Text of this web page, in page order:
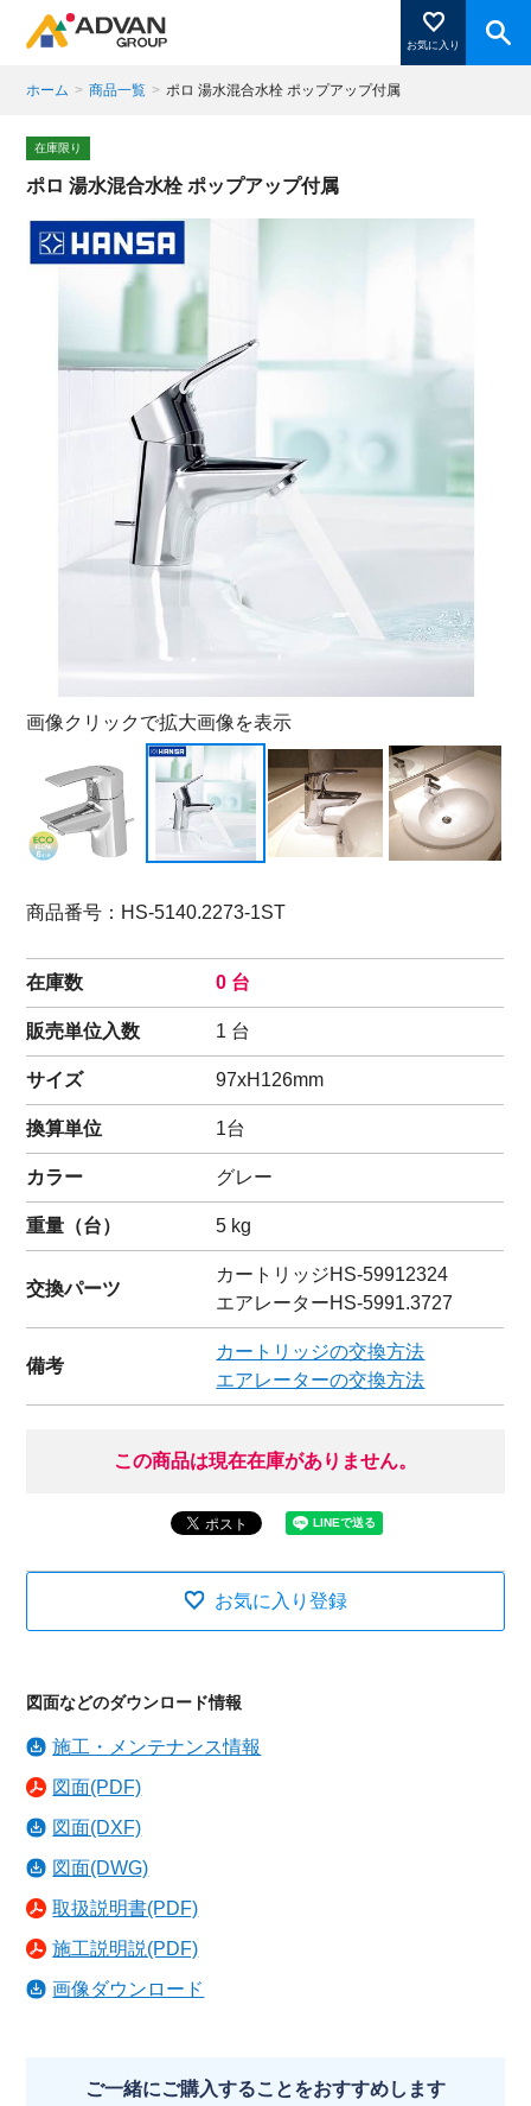
お気に入り
商品ページにある「お気に入り登録」を押すと登録した
商品がここに表示されます。
ホーム > 商品一覧 > ポロ 湯水混合水栓 ポップアップ付属
在庫限り
ポロ 湯水混合水栓 ポップアップ付属
画像クリックで拡大画像を表示
商品番号：HS-5140.2273-1ST
在庫数 0 台
販売単位入数 1 台
サイズ 97xH126mm
換算単位 1台
カラー グレー
重量（台） 5 kg
交換パーツ
カートリッジHS-59912324
エアレーターHS-5991.3727
備考
カートリッジの交換方法
エアレーターの交換方法
この商品は現在在庫がありません。
お気に入り登録
図面などのダウンロード情報
施工・メンテナンス情報
図面(PDF)
図面(DXF)
図面(DWG)
取扱説明書(PDF)
施工説明説(PDF)
画像ダウンロード
ご一緒にご購入することをおすすめします